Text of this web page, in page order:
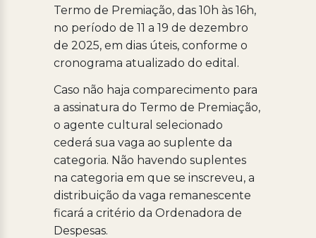
Termo de Premiação, das 10h às 16h,
no período de 11 a 19 de dezembro
de 2025, em dias úteis, conforme o
cronograma atualizado do edital.
Caso não haja comparecimento para
a assinatura do Termo de Premiação,
o agente cultural selecionado
cederá sua vaga ao suplente da
categoria. Não havendo suplentes
na categoria em que se inscreveu, a
distribuição da vaga remanescente
ficará a critério da Ordenadora de
Despesas.